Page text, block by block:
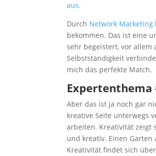
aus.
Durch Network Marketing
bekommen. Das ist eine
sehr begeistert, vor allem
Selbstständigkeit
mich das perfekte Match.
Expertenthema
Aber das ist ja noch gar
kreative Seite unterwegs
arbeiten. Kreativität zeigt
und kreativ. Einen
Kreativität findet sich